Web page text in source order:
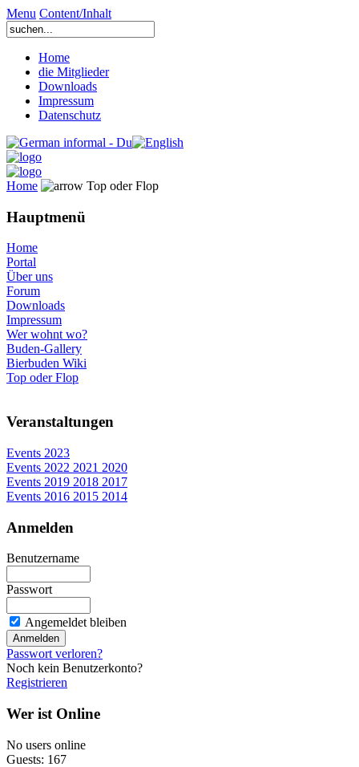
Menu Content/Inhalt
Home
die Mitglieder
Downloads
Impressum
Datenschutz
Home Top oder Flop
Hauptmenü
Home
Portal
Über uns
Forum
Downloads
Impressum
Wer wohnt wo?
Buden-Gallery
Bierbuden Wiki
Top oder Flop
Veranstaltungen
Events 2023
Events 2022 2021 2020
Events 2019 2018 2017
Events 2016 2015 2014
Anmelden
Benutzername
Passwort
Angemeldet bleiben
Passwort verloren?
Noch kein Benutzerkonto?
Registrieren
Wer ist Online
No users online
Guests: 167